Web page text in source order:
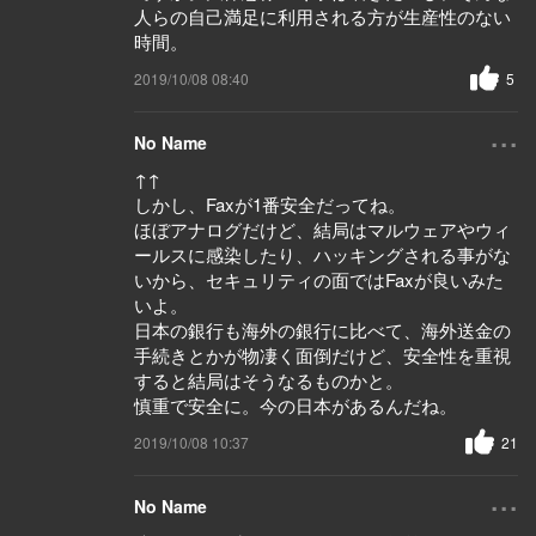
人らの自己満足に利用される方が生産性のない
時間。
2019/10/08 08:40 5
No Name ...
↑↑
しかし、Faxが1番安全だってね。
ほぼアナログだけど、結局はマルウェアやウィ
ールスに感染したり、ハッキングされる事がな
いから、セキュリティの面ではFaxが良いみた
いよ。
日本の銀行も海外の銀行に比べて、海外送金の
手続きとかが物凄く面倒だけど、安全性を重視
すると結局はそうなるものかと。
慎重で安全に。今の日本があるんだね。
2019/10/08 10:37 21
No Name ...